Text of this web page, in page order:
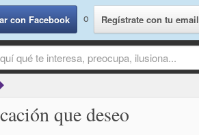
con Facebook o Regístrate con tu email
que deseo